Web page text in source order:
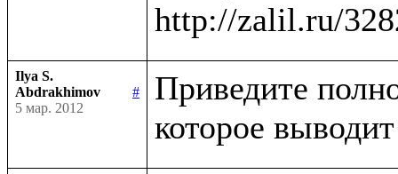
Ilya S.
Abdrakhimov
#
5 мар. 2012
Приведите